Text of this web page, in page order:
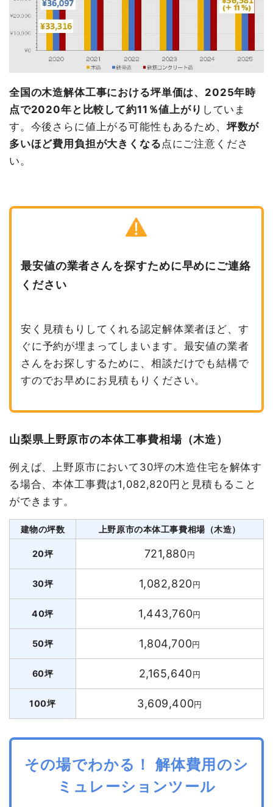
全国の木造解体工事における坪単価は、2025年時
点で2020年と比較して約11％値上がり していま
す。今後さらに値上がる可能性もあるため、 坪数が
多いほど費用負担が大きくなる 点にご注意くださ
い。
最安値の業者さんを探すために早めにご連絡
ください
安く見積もりしてくれる認定解体業者ほど、す
ぐに予約が埋まってしまいます。最安値の業者
さんをお探しするために、相談だけでも結構で
すのでお早めにお見積もりください。
山梨県上野原市の本体工事費相場（木造）
例えば、上野原市において30坪の木造住宅を解体す
る場合、本体工事費は1,082,820円と見積もること
ができます。
建物の坪数 上野原市の本体工事費相場（木造）
20坪 721,880円
30坪 1,082,820円
40坪 1,443,760円
50坪 1,804,700円
60坪 2,165,640円
100坪 3,609,400円
その場でわかる！ 解体費用のシ
ミュレーションツール